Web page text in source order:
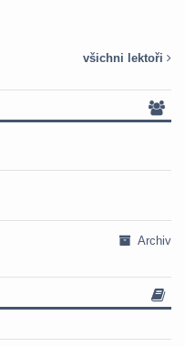
všichni lektoři
Archiv